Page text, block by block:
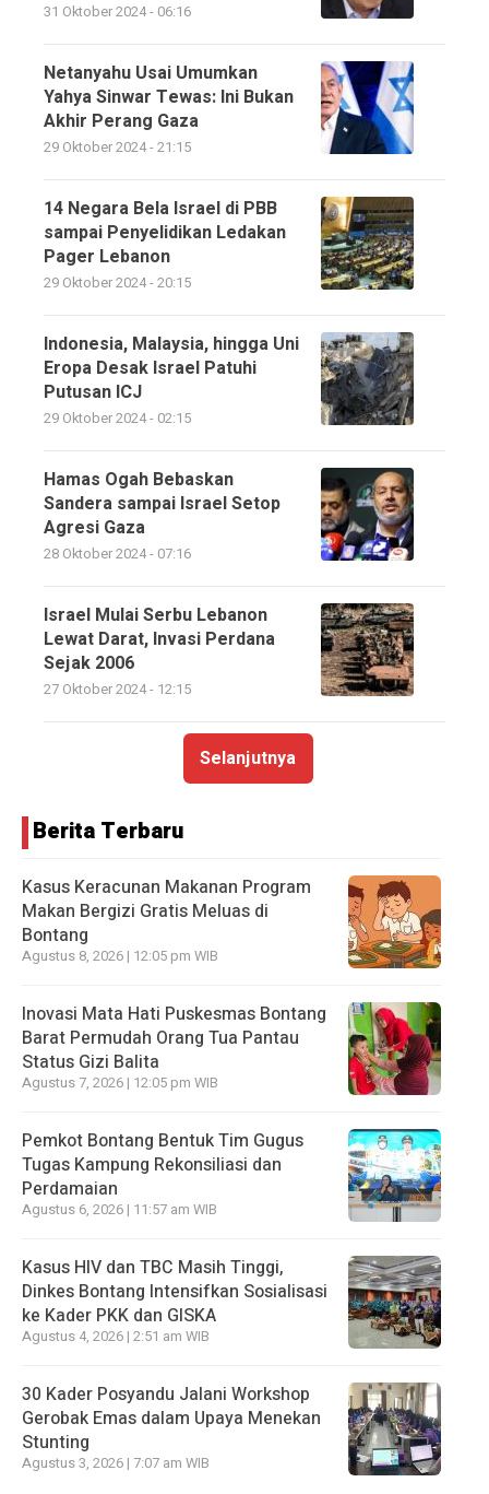
31 Oktober 2024 - 06:16
Netanyahu Usai Umumkan
Yahya Sinwar Tewas: Ini Bukan
Akhir Perang Gaza
29 Oktober 2024 - 21:15
14 Negara Bela Israel di PBB
sampai Penyelidikan Ledakan
Pager Lebanon
29 Oktober 2024 - 20:15
Indonesia, Malaysia, hingga Uni
Eropa Desak Israel Patuhi
Putusan ICJ
29 Oktober 2024 - 02:15
Hamas Ogah Bebaskan
Sandera sampai Israel Setop
Agresi Gaza
28 Oktober 2024 - 07:16
Israel Mulai Serbu Lebanon
Lewat Darat, Invasi Perdana
Sejak 2006
27 Oktober 2024 - 12:15
Selanjutnya
Berita Terbaru
Kasus Keracunan Makanan Program
Makan Bergizi Gratis Meluas di
Bontang
Agustus 8, 2026 | 12:05 pm WIB
Inovasi Mata Hati Puskesmas Bontang
Barat Permudah Orang Tua Pantau
Status Gizi Balita
Agustus 7, 2026 | 12:05 pm WIB
Pemkot Bontang Bentuk Tim Gugus
Tugas Kampung Rekonsiliasi dan
Perdamaian
Agustus 6, 2026 | 11:57 am WIB
Kasus HIV dan TBC Masih Tinggi,
Dinkes Bontang Intensifkan Sosialisasi
ke Kader PKK dan GISKA
Agustus 4, 2026 | 2:51 am WIB
30 Kader Posyandu Jalani Workshop
Gerobak Emas dalam Upaya Menekan
Stunting
Agustus 3, 2026 | 7:07 am WIB